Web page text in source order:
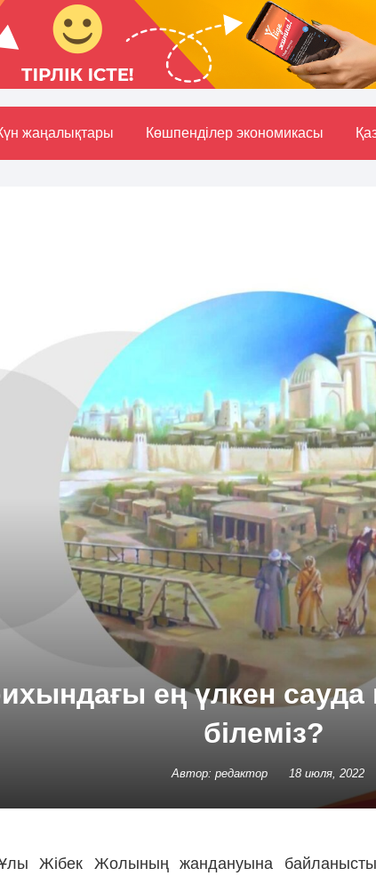
жаңалықтары Көшпенділер экономикасы
ең үлкен
білеміз?
Автор: редактор 18 июля, 2022
Жібек Жолының жандануына